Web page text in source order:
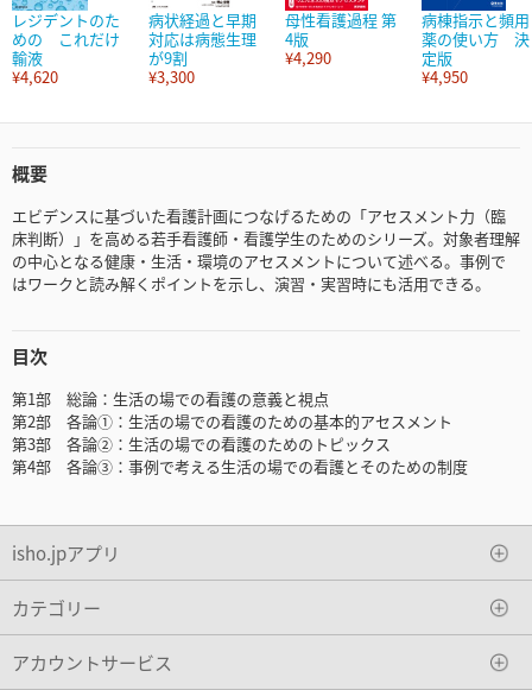
レジデントのた
めの これだけ
輸液
¥4,620
病状経過と早期
対応は病態生理
が9割
¥3,300
母性看護過程 第
4版
¥4,290
病棟指示と頻用
薬の使い方 決
定版
¥4,950
概要
エビデンスに基づいた看護計画につなげるための「アセスメント力（臨
床判断）」を高める若手看護師・看護学生のためのシリーズ。対象者理解
の中心となる健康・生活・環境のアセスメントについて述べる。事例で
はワークと読み解くポイントを示し、演習・実習時にも活用できる。
目次
第1部 総論：生活の場での看護の意義と視点
第2部 各論①：生活の場での看護のための基本的アセスメント
第3部 各論②：生活の場での看護のためのトピックス
第4部 各論③：事例で考える生活の場での看護とそのための制度
isho.jpアプリ
カテゴリー
アカウントサービス